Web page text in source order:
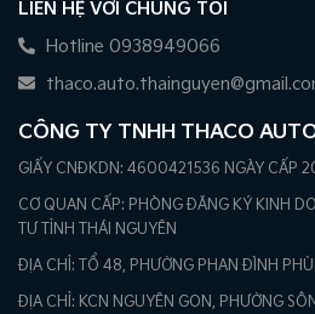
LIÊN HỆ VỚI CHÚNG TÔI
Hotline 0938949066
CÔNG TY TNHH THACO
GIẤY CNĐKDN: 4600421536 NGÀY CẤP
CƠ QUAN CẤP: PHÒNG ĐĂNG KÝ KINH
TƯ TỈNH THÁI NGUYÊN
ĐỊA CHỈ: TỔ 48, PHƯỜNG PHAN ĐÌNH
ĐỊA CHỈ: KCN NGUYÊN GON, PHƯỜNG